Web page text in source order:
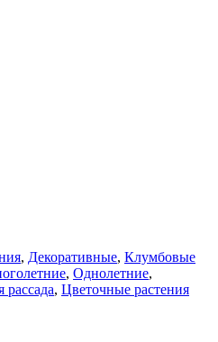
, Декоративные, Клумбовые
, Однолетние,
рассада, Цветочные растения